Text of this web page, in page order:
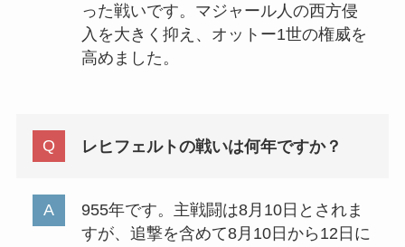
った戦いです。マジャール人の西方侵
入を大きく抑え、オットー1世の権威を
高めました。
レヒフェルトの戦いは何年ですか？
955年です。主戦闘は8月10日とされま
すが、追撃を含めて8月10日から12日に